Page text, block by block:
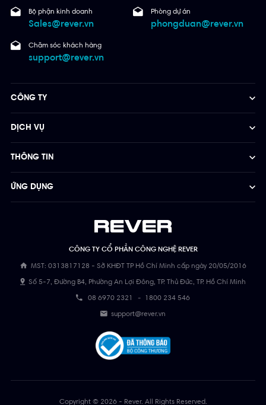
Bộ phận kinh doanh
Sales@rever.vn
Phòng dự án
phongduan@rever.vn
Chăm sóc khách hàng
support@rever.vn
CÔNG TY CỔ PHẦN CÔNG NGHỆ REVER
MST: 0313817128 - Sở KHĐT TP Hồ Chí Minh cấp ngày 20/05/2016
Số 5-7, Đường B4, Phường An Lợi Đông, TP. Thủ Đức, TP. Hồ Chí Minh
08 6970 2321 - 1800 234 546
support@rever.vn
CÔNG TY
DỊCH VỤ
THÔNG TIN
ỨNG DỤNG
Copyright © 2026 - Rever. All Rights Reserved.